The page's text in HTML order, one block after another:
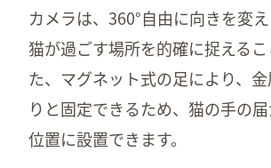
カメラは、360°自由に向きを変え
猫が過ごす場所を的確に捉える
た、マグネット式の足により、
りと固定できるため、猫の手の
位置に設置できます。